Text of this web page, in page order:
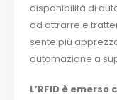
disponibilità di
ad attrarre e
sente più
automazione a
L’RFID è